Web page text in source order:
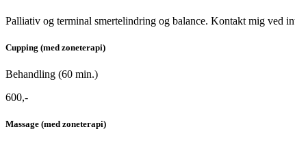
Palliativ og terminal smertelindring og balance. Kontakt mig ved
Cupping (med zoneterapi)
Behandling (60 min.)
600,-
Massage (med zoneterapi)